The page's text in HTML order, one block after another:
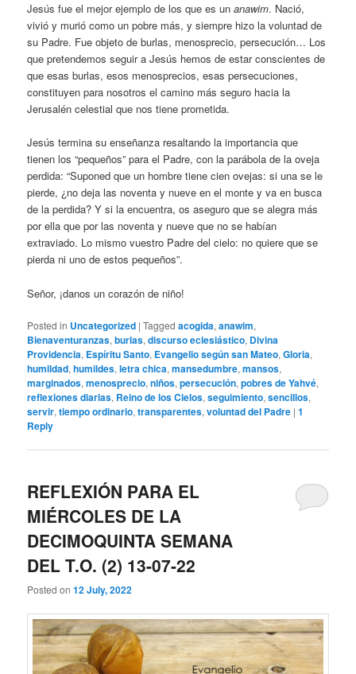
Jesús fue el mejor ejemplo de los que es unanawim. Nació,
vivió y murió como un pobre más, y siempre hizo la voluntad de
su Padre. Fue objeto de burlas, menosprecio, persecución… Los
que pretendemos seguir a Jesús hemos de estar conscientes de
que esas burlas, esos menosprecios, esas persecuciones,
constituyen para nosotros el camino más seguro hacia la
Jerusalén celestial que nos tiene prometida.
Jesús termina su enseñanza resaltando la importancia que
tienen los “pequeños” para el Padre, con la parábola de la oveja
perdida: “Suponed que un hombre tiene cien ovejas: si una se le
pierde, ¿no deja las noventa y nueve en el monte y va en busca
de la perdida? Y si la encuentra, os aseguro que se alegra más
por ella que por las noventa y nueve que no se habían
extraviado. Lo mismo vuestro Padre del cielo: no quiere que se
pierda ni uno de estos pequeños”.
Señor, ¡danos un corazón de niño!
Posted in Uncategorized |Tagged acogida,anawim,
Bienaventuranzas,burlas,discurso eclesiástico, Divina
Providencia, Espíritu Santo, Evangelio según san Mateo,Gloria,
humildad,humildes,letra chica,mansedumbre,mansos,
marginados,menosprecio,niños,persecución,pobres de Yahvé,
reflexiones diarias, Reino de los Cielos,seguimiento,sencillos,
servir,tiempo ordinario,transparentes,voluntad del Padre |1
Reply
REFLEXIÓN PARA EL
MIÉRCOLES DE LA
DECIMOQUINTA SEMANA
DEL T.O. (2) 13-07-22
Posted on12 July, 2022